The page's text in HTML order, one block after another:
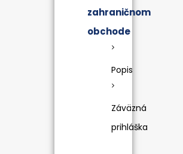
zahraničnom
obchode
Popis
Záväzná
prihláška